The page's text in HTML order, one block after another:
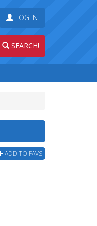
LOG IN
SEARCH!
ADD TO FAVS